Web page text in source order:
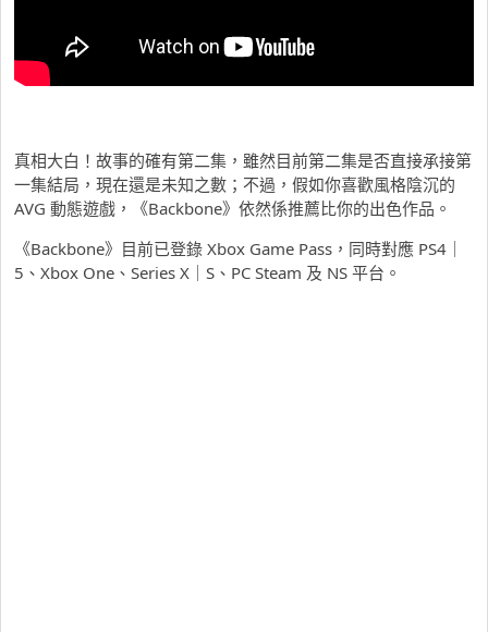
真相大白！故事的確有第二集，雖然目前第二集是否直接承接第
一集結局，現在還是未知之數；不過，假如你喜歡風格陰沉的
AVG 動態遊戲，《Backbone》依然係推薦比你的出色作品。
《Backbone》目前已登錄 Xbox Game Pass，同時對應 PS4｜
5、Xbox One、Series X｜S、PC Steam 及 NS 平台。